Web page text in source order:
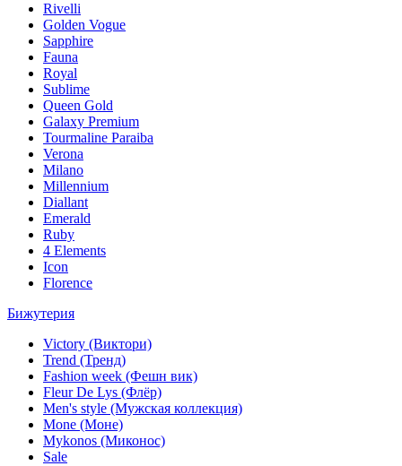
Rivelli
Golden Vogue
Sapphire
Fauna
Royal
Sublime
Queen Gold
Galaxy Premium
Tourmaline Paraiba
Verona
Milano
Millennium
Diallant
Emerald
Ruby
4 Elements
Icon
Florence
Бижутерия
Victory (Виктори)
Trend (Тренд)
Fashion week (Фешн вик)
Fleur De Lys (Флёр)
Men's style (Мужская коллекция)
Mone (Моне)
Mykonos (Миконос)
Sale